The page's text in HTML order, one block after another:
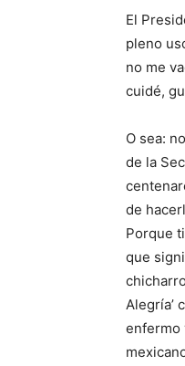
El
pleno
no me
cuidé,
O sea:
de la
de
Porque
que
Alegría’
enfermo